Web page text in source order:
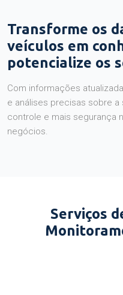
Transforme os
veículos em
potencialize os
Com informações
e análises precisas sobre
controle e mais segurança
negócios.
Serviços